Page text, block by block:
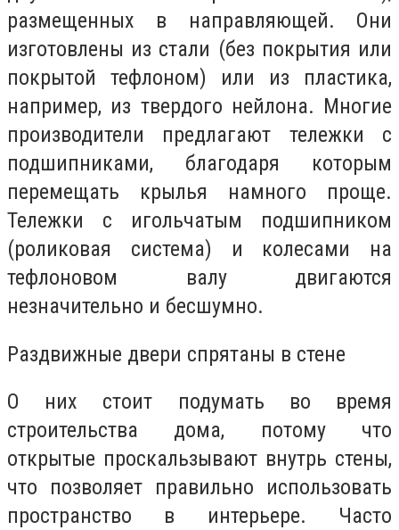
размещенных в направляющей. Они
изготовлены из стали (без покрытия или
покрытой тефлоном) или из пластика,
например, из твердого нейлона. Многие
производители предлагают тележки с
подшипниками, благодаря которым
перемещать крылья намного проще.
Тележки с игольчатым подшипником
(роликовая система) и колесами на
тефлоновом валу двигаются
незначительно и бесшумно.
Раздвижные двери спрятаны в стене
О них стоит подумать во время
строительства дома, потому что
открытые проскальзывают внутрь стены,
что позволяет правильно использовать
пространство в интерьере. Часто